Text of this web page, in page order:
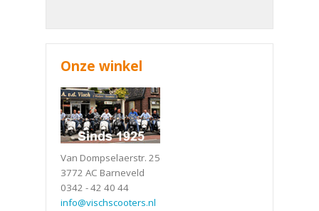
Onze winkel
Van Dompselaerstr. 25
3772 AC Barneveld
0342 - 42 40 44
info@vischscooters.nl